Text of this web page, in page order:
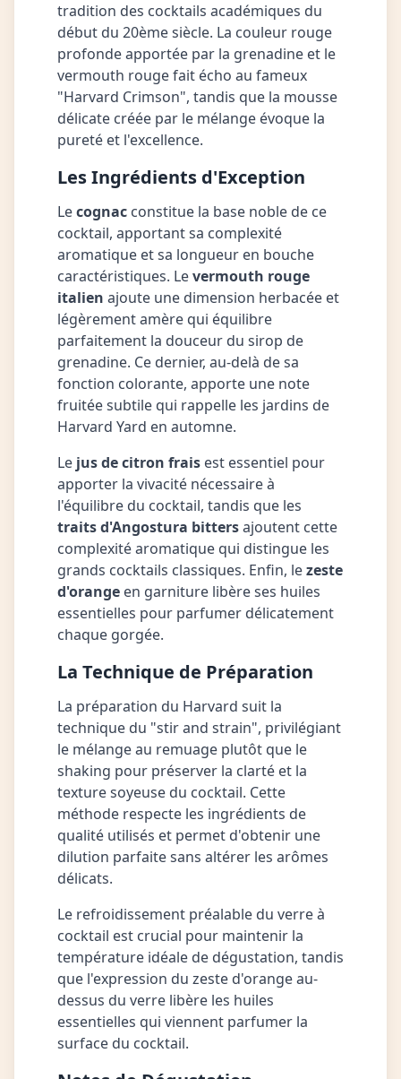
tradition des cocktails académiques du
début du 20ème siècle. La couleur rouge
profonde apportée par la grenadine et le
vermouth rouge fait écho au fameux
"Harvard Crimson", tandis que la mousse
délicate créée par le mélange évoque la
pureté et l'excellence.
Les Ingrédients d'Exception
Lecognac constitue la base noble de ce
cocktail, apportant sa complexité
aromatique et sa longueur en bouche
caractéristiques. Levermouth rouge
italien ajoute une dimension herbacée et
légèrement amère qui équilibre
parfaitement la douceur du sirop de
grenadine. Ce dernier, au-delà de sa
fonction colorante, apporte une note
fruitée subtile qui rappelle les jardins de
Harvard Yard en automne.
Le jus de citron frais est essentiel pour
apporter la vivacité nécessaire à
l'équilibre du cocktail, tandis que les
traits d'Angostura bittersajoutent cette
complexité aromatique qui distingue les
grands cocktails classiques. Enfin, lezeste
d'orange en garniture libère ses huiles
essentielles pour parfumer délicatement
chaque gorgée.
La Technique de Préparation
La préparation du Harvard suit la
technique du "stir and strain", privilégiant
le mélange au remuage plutôt que le
shaking pour préserver la clarté et la
texture soyeuse du cocktail. Cette
méthode respecte les ingrédients de
qualité utilisés et permet d'obtenir une
dilution parfaite sans altérer les arômes
délicats.
Le refroidissement préalable du verre à
cocktail est crucial pour maintenir la
température idéale de dégustation, tandis
que l'expression du zeste d'orange au-
dessus du verre libère les huiles
essentielles qui viennent parfumer la
surface du cocktail.